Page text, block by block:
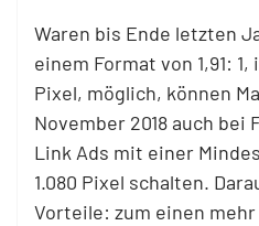
Waren bis Ende letzten
einem Format von 1,91:
Pixel, möglich, können
November 2018 auch bei
Link Ads mit einer
1.080 Pixel schalten.
Vorteile: zum einen